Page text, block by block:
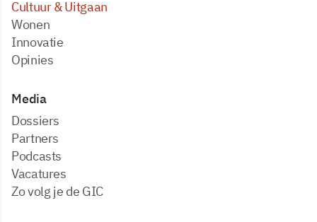
Cultuur & Uitgaan
Wonen
Innovatie
Opinies
Media
dossiers
partners
podcasts
vacatures
zo volg je de GIC